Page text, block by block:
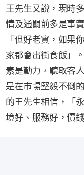
王先生又說，現時
情及通關前多是事
「但好老實，如果
家都會出街食飯」
素是勤力，聽取客
是在市場堅毅不倒
的王先生相信，「
境好、服務好，價